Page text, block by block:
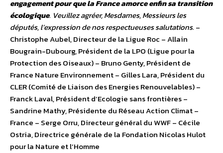
engagement pour que la France amorce enfin sa transition
écologique. Veuillez agréer, Mesdames, Messieurs les
députés, l’expression de nos respectueuses salutations.–
Christophe Aubel, Directeur de la Ligue Roc – Allain
Bougrain-Dubourg, Président de la LPO (Ligue pour la
Protection des Oiseaux) – Bruno Genty, Président de
France Nature Environnement – Gilles Lara, Président du
CLER (Comité de Liaison des Energies Renouvelables) –
Franck Laval, Président d’Ecologie sans frontières –
Sandrine Mathy, Présidente du Réseau Action Climat –
France – Serge Orru, Directeur général du WWF – Cécile
Ostria, Directrice générale de la Fondation Nicolas Hulot
pour la Nature et l’Homme